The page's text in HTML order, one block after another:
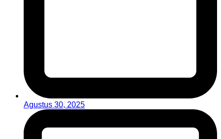
Agustus 30, 2025